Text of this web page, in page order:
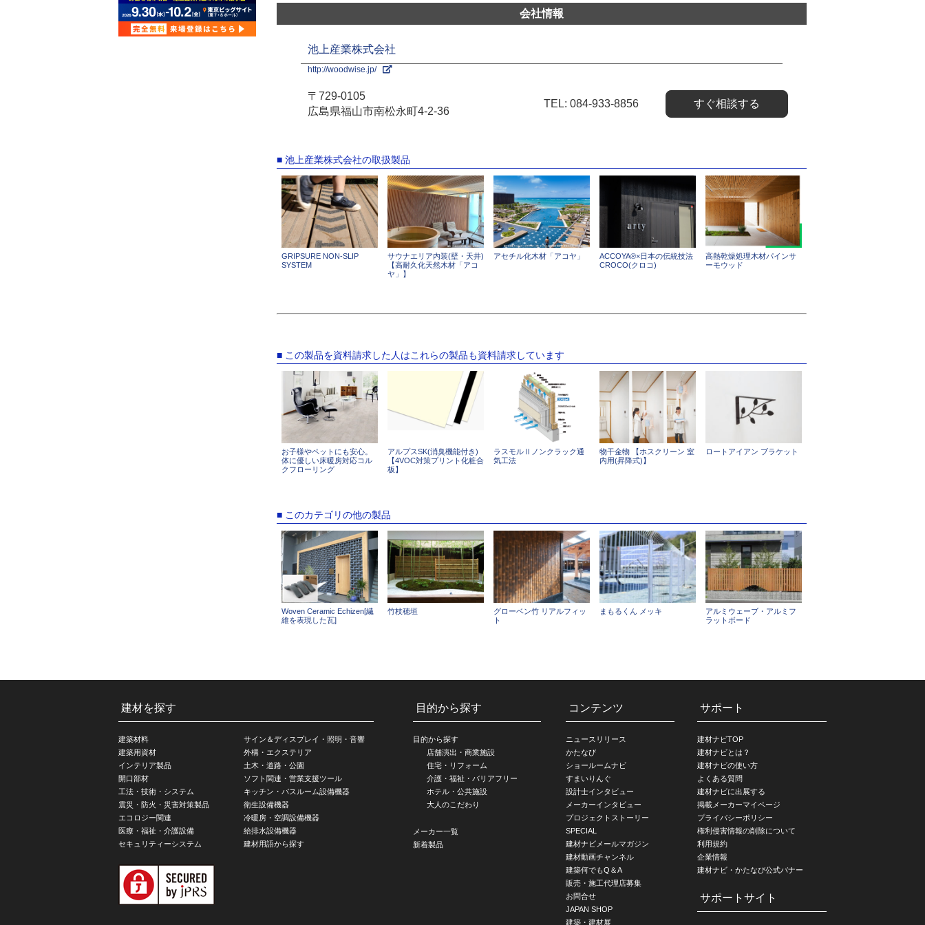
会社情報
池上産業株式会社
http://woodwise.jp/
〒729-0105
広島県福山市南松永町4-2-36
TEL: 084-933-8856 すぐ相談する
■ 池上産業株式会社の取扱製品
GRIPSURE NON-SLIP
SYSTEM
サウナエリア内装(壁・天井)
【高耐久化天然木材「アコ
ヤ」】
アセチル化木材「アコヤ」
ACCOYA®×日本の伝統技法
CROCO(クロコ)
高熱乾燥処理木材パインサ
ーモウッド
■ この製品を資料請求した人はこれらの製品も資料請求しています
お子様やペットにも安心。
体に優しい床暖房対応コル
クフローリング
アルプスSK(消臭機能付き)
【4VOC対策プリント化粧合
板】
ラスモルⅡノンクラック通
気工法
物干金物 【ホスクリーン 室
内用(昇降式)】
ロートアイアン ブラケット
■ このカテゴリの他の製品
Woven Ceramic Echizen[繊
維を表現した瓦]
竹枝穂垣
グローベン竹 リアルフィッ
ト
まもるくん メッキ
アルミウェーブ・アルミフ
ラットボード
建材を探す
建築材料
建築用資材
インテリア製品
開口部材
工法・技術・システム
震災・防火・災害対策製品
エコロジー関連
医療・福祉・介護設備
セキュリティーシステム
サイン＆ディスプレイ・照明・音響
外構・エクステリア
土木・道路・公園
ソフト関連・営業支援ツール
キッチン・バスルーム設備機器
衛生設備機器
冷暖房・空調設備機器
給排水設備機器
建材用語から探す
目的から探す
目的から探す
店舗演出・商業施設
住宅・リフォーム
介護・福祉・バリアフリー
ホテル・公共施設
大人のこだわり
メーカー一覧
新着製品
コンテンツ
ニュースリリース
かたなび
ショールームナビ
すまいりんぐ
設計士インタビュー
メーカーインタビュー
プロジェクトストーリー
SPECIAL
建材ナビメールマガジン
建材動画チャンネル
建築何でもQ＆A
販売・施工代理店募集
お問合せ
JAPAN SHOP
建築・建材展
サポート
建材ナビTOP
建材ナビとは？
建材ナビの使い方
よくある質問
建材ナビに出展する
掲載メーカーマイページ
プライバシーポリシー
権利侵害情報の削除について
利用規約
企業情報
建材ナビ・かたなび公式バナー
サポートサイト